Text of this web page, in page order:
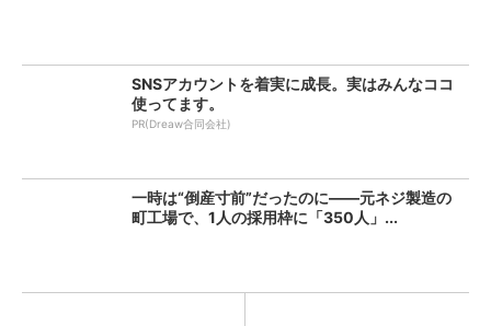
SNSアカウントを着実に成長。実はみんなココ
使ってます。
PR(Dreaw合同会社)
一時は“倒産寸前”だったのに――元ネジ製造の
町工場で、1人の採用枠に「350人」...